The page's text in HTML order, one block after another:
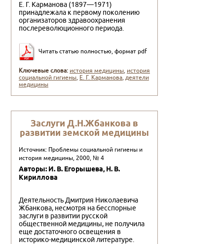
Е. Г. Карманова (1897—1971)
принадлежала к первому по­колению
организаторов здравоохранения
послереволюционно­го периода.
Читать статью полностью, формат pdf
Ключевые слова: история медицины, история
социальной гигиены, Е. Г. Карманова,деятели
медицины
Заслуги Д.Н.Жбанкова в
развитии земской медицины
Источник: Проблемы социальной гигиены и
история медицины, 2000, № 4
Авторы: И. В. Егорышева, Н. В.
Кириллова
Деятельность Дмитрия Николаевича
Жбанкова, несмотря на бесспорные
заслуги в развитии русской
общественной медицины, не получила
еще достаточного освещения в
историко-медицинской литературе.